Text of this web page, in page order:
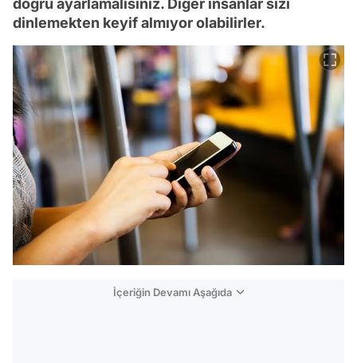
dinlemekten keyif almıyor olabilirler.
İçeriğin Devamı Aşağıda